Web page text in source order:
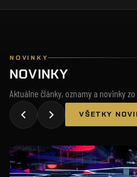
NOVINKY
NOVINKY
Aktuálne články, oznamy a novinky zo
VŠETKY